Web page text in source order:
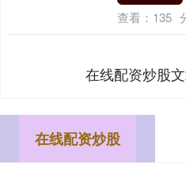
查看： 135
在线配资炒股
在线配资炒股